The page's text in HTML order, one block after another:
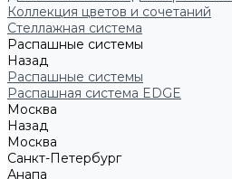
Коллекция цветов и сочетаний
Стеллажная система
Распашные системы
Назад
Распашные системы
Распашная система EDGE
Москва
Назад
Москва
Санкт-Петербург
Анапа